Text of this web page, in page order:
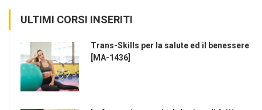
ULTIMI CORSI INSERITI
Trans-Skills per la salute ed il benessere
[MA-1436]